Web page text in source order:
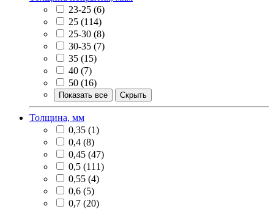
23-25 (6)
25 (114)
25-30 (8)
30-35 (7)
35 (15)
40 (7)
50 (16)
Показать все Скрыть
Толщина, мм
0,35 (1)
0,4 (8)
0,45 (47)
0,5 (111)
0,55 (4)
0,6 (5)
0,7 (20)